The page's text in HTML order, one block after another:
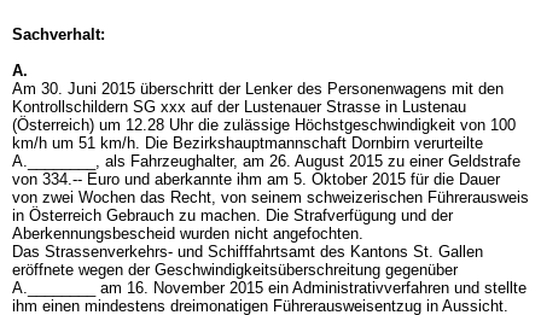
Sachverhalt:
A.
Am 30. Juni 2015 überschritt der Lenker des Personenwagens mit den
Kontrollschildern SG xxx auf der Lustenauer Strasse in Lustenau
(Österreich) um 12.28 Uhr die zulässige Höchstgeschwindigkeit von 100
km/h um 51 km/h. Die Bezirkshauptmannschaft Dornbirn verurteilte
A.________, als Fahrzeughalter, am 26. August 2015 zu einer Geldstrafe
von 334.-- Euro und aberkannte ihm am 5. Oktober 2015 für die Dauer
von zwei Wochen das Recht, von seinem schweizerischen Führerausweis
in Österreich Gebrauch zu machen. Die Strafverfügung und der
Aberkennungsbescheid wurden nicht angefochten.
Das Strassenverkehrs- und Schifffahrtsamt des Kantons St. Gallen
eröffnete wegen der Geschwindigkeitsüberschreitung gegenüber
A.________ am 16. November 2015 ein Administrativverfahren und stellte
ihm einen mindestens dreimonatigen Führerausweisentzug in Aussicht.